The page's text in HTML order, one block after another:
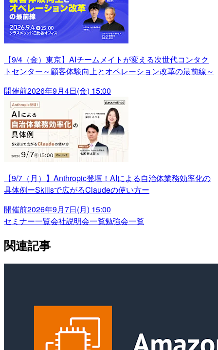
【9/4（金）東京】AIチームメイトが変える次世代コンタク
トセンター～顧客体験向上とオペレーション改革の最前線～
開催前2026年9月4日(金) 15:00
【9/7（月）】Anthropic登壇！AIによる自治体業務効率化の
具体例ーSkillsで広がるClaudeの使い方ー
開催前2026年9月7日(月) 15:00
セミナー一覧会社説明会一覧勉強会一覧
関連記事